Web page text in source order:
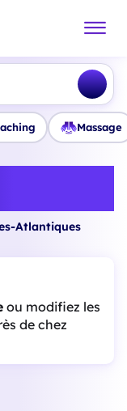
Massage
Atlantiques
ou modifiez les
de chez